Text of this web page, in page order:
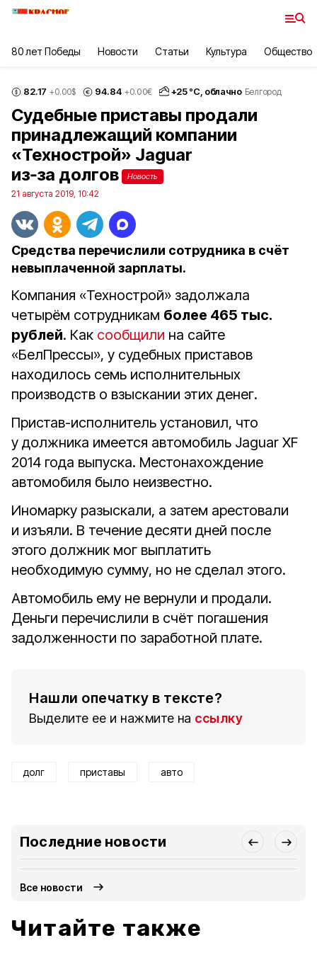
80 лет Победы Новости Статьи Культура Общество
82.17 +0.00$ 94.84 +0.00€ +25°С, облачно Белгород
Судебные приставы продали
принадлежащий компании
«Технострой» Jaguar
из‑за долгов
Новость
21 августа 2019, 10:42
Средства перечислили сотрудника в счёт
невыплаченной зарплаты.
Компания «Технострой» задолжала
четырём сотрудникам более 465 тыс.
рублей. Как сообщили на сайте
«БелПрессы», у судебных приставов
находилось семь исполнительных
производств о взыскании этих денег.
Пристав-исполнитель установил, что
у должника имеется автомобиль Jaguar XF
2014 года выпуска. Местонахождение
автомобиля было неизвестно.
Иномарку разыскали, а затем арестовали
и изъяли. В течение десяти дней после
этого должник мог выплатить
необходимую сумму, но не сделал этого.
Автомобиль ему не вернули и продали.
Деньги перечислили в счёт погашения
задолженности по заработной плате.
Нашли опечатку в тексте?
Выделите ее и нажмите на ссылку
долг приставы авто
Последние новости
Все новости
Читайте также